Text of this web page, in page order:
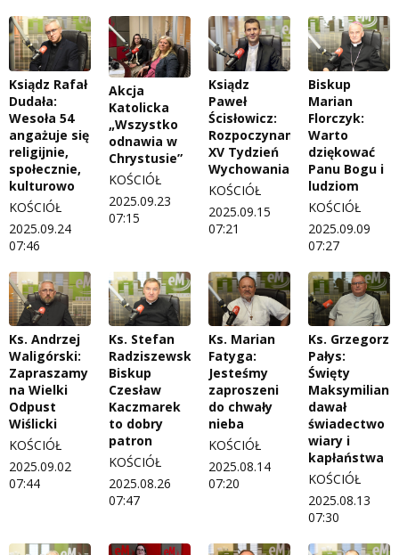
Ksiądz Rafał
Dudała:
Wesoła 54
angażuje się
religijnie,
społecznie,
kulturowo
KOŚCIÓŁ
2025.09.24
07:46
Akcja
Katolicka
„Wszystko
odnawia w
Chrystusie”
KOŚCIÓŁ
2025.09.23
07:15
Ksiądz
Paweł
Ścisłowicz:
Rozpoczynamy
XV Tydzień
Wychowania
KOŚCIÓŁ
2025.09.15
07:21
Biskup
Marian
Florczyk:
Warto
dziękować
Panu Bogu i
ludziom
KOŚCIÓŁ
2025.09.09
07:27
Ks. Andrzej
Waligórski:
Zapraszamy
na Wielki
Odpust
Wiślicki
KOŚCIÓŁ
2025.09.02
07:44
Ks. Stefan
Radziszewski:
Biskup
Czesław
Kaczmarek
to dobry
patron
KOŚCIÓŁ
2025.08.26
07:47
Ks. Marian
Fatyga:
Jesteśmy
zaproszeni
do chwały
nieba
KOŚCIÓŁ
2025.08.14
07:20
Ks. Grzegorz
Pałys:
Święty
Maksymilian
dawał
świadectwo
wiary i
kapłaństwa
KOŚCIÓŁ
2025.08.13
07:30